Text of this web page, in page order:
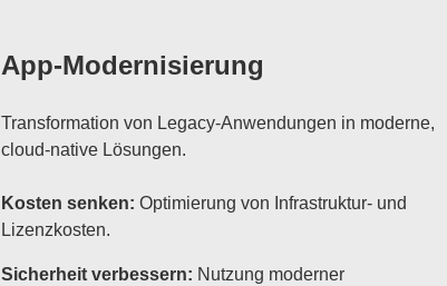
App-Modernisierung
Transformation von Legacy-Anwendungen in moderne,
cloud-native Lösungen.
Kosten senken: Optimierung von Infrastruktur- und
Lizenzkosten.
Sicherheit verbessern: Nutzung moderner